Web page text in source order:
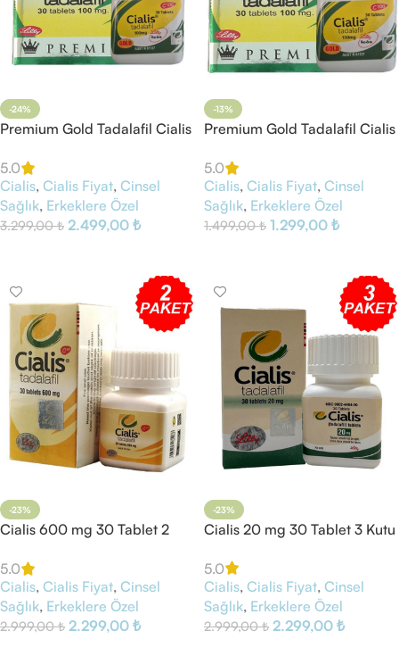
-24%
Premium Gold Tadalafil Cialis
5.0
Cialis, Cialis Fiyat, Cinsel
Sağlık, Erkeklere Özel
3.299,00₺ 2.499,00 ₺
-13%
Premium Gold Tadalafil Cialis
5.0
Cialis, Cialis Fiyat, Cinsel
Sağlık, Erkeklere Özel
1.499,00₺ 1.299,00 ₺
-23%
Cialis 600 mg 30 Tablet 2
5.0
Cialis, Cialis Fiyat, Cinsel
Sağlık, Erkeklere Özel
2.999,00₺ 2.299,00 ₺
-23%
Cialis 20 mg 30 Tablet 3 Kutu
5.0
Cialis, Cialis Fiyat, Cinsel
Sağlık, Erkeklere Özel
2.999,00₺ 2.299,00 ₺